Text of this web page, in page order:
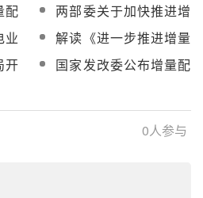
配
两部委关于加快推进增
量配电业务改革试点的
通知
业
办
解读《进一步推进增量
配电业务改革（征求意
见稿）》
开
国家发改委公布增量配
0人参与